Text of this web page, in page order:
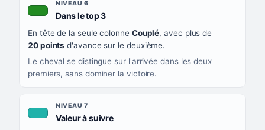
NIVEAU 6
Dans le top 3, couleur verte
En tête de la seule colonne Couplé, avec plus de
20 points d'avance sur le deuxième.
Le cheval se distingue sur l'arrivée dans les deux
premiers, sans dominer la victoire.
NIVEAU 7
Valeur à suivre, couleur turquoise